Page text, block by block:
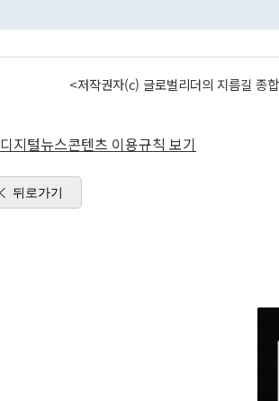
<저작권자(c) 글로벌리더의 지름길
디지털뉴스콘텐츠 이용규칙 보기
뒤로가기